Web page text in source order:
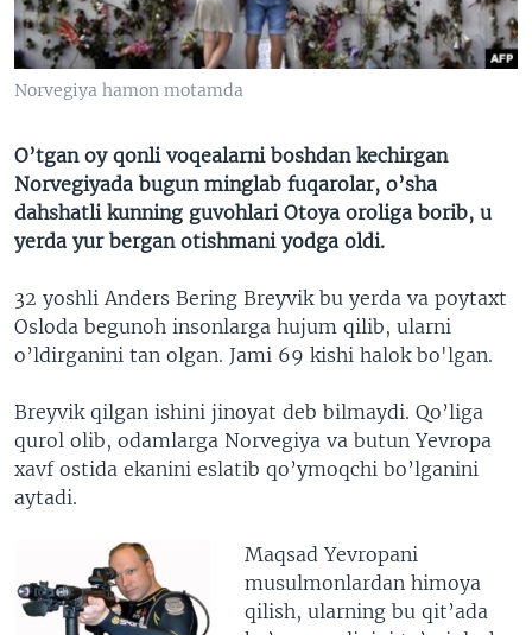
VIDEO
XABARLAR SURATLARDA
ODNOKLASSNIKI
TELEGRAM
TWITTER
SOUNDCLOUD
VOA
Norvegiya hamon motamda
O’tgan oy qonli voqealarni boshdan kechirgan
Norvegiyada bugun minglab fuqarolar, o’sha
dahshatli kunning guvohlari Otoya oroliga borib, u
yerda yur bergan otishmani yodga oldi.
32 yoshli Anders Bering Breyvik bu yerda va poytaxt
Osloda begunoh insonlarga hujum qilib, ularni
o’ldirganini tan olgan. Jami 69 kishi halok bo'lgan.
Breyvik qilgan ishini jinoyat deb bilmaydi. Qo’liga
qurol olib, odamlarga Norvegiya va butun Yevropa
xavf ostida ekanini eslatib qo’ymoqchi bo’lganini
aytadi.
Maqsad Yevropani
musulmonlardan himoya
qilish, ularning bu qit’ada